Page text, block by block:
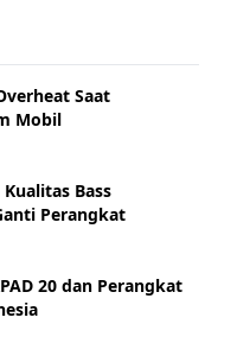
Saat
Mobil
Bass
Perangkat
20 dan Perangkat